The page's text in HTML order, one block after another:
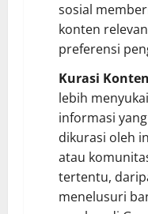
sosial
konten
preferensi
Kurasi Konten
lebih menyukai
informasi
dikurasi oleh
atau
tertentu,
menelusuri